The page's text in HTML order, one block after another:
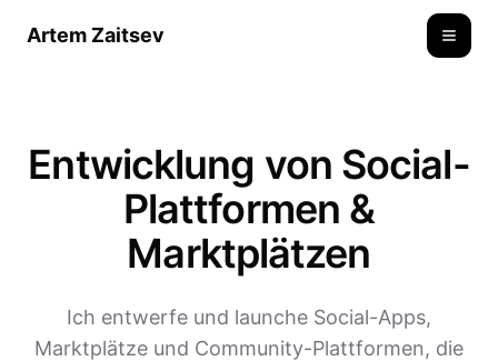
Artem Zaitsev
Entwicklung von Social-
Plattformen &
Marktplätzen
Ich entwerfe und launche Social-Apps,
Marktplätze und Community-Plattformen, die